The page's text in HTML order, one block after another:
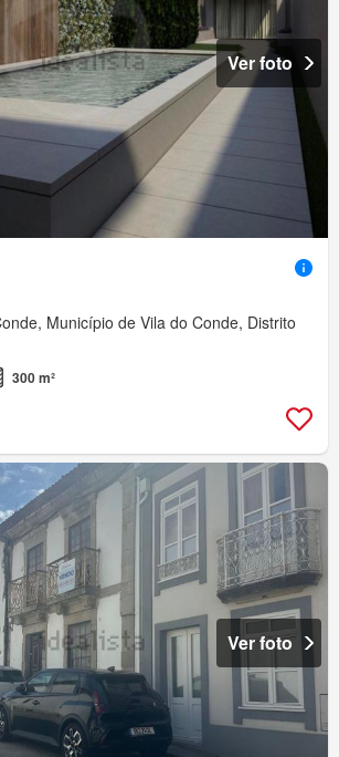
Ver foto
Município de Vila do Conde, Distrito
300 m²
Ver foto